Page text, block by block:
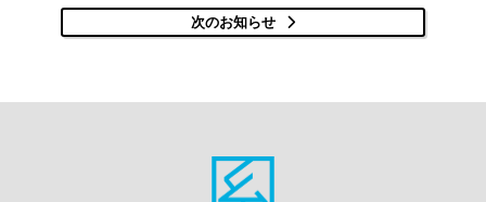
次のお知らせ